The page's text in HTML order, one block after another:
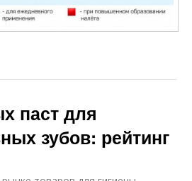
паст для
зубов: рейтинг